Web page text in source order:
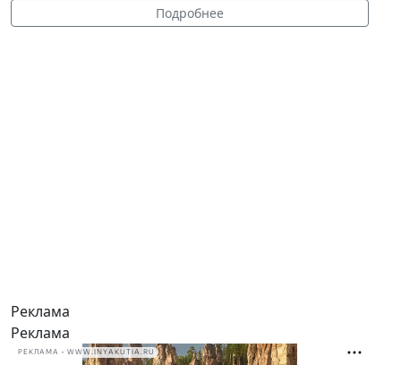
Подробнее
Реклама
Реклама
РЕКЛАМА • WWW.INYAKUTIA.RU